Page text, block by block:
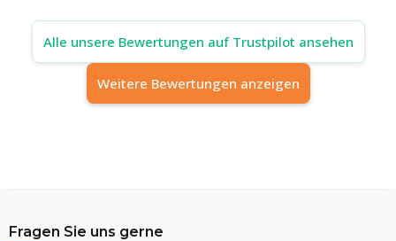
Alle unsere Bewertungen auf Trustpilot ansehen
Weitere Bewertungen anzeigen
Fragen Sie uns gerne